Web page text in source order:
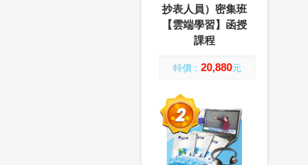
抄表人員）密集班
【雲端學習】函授
課程
特價： 20,880元